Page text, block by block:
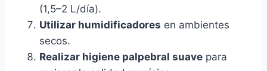
(1,5–2 L/día).
Utilizar humidificadores en ambientes
secos.
Realizar higiene palpebral suave para